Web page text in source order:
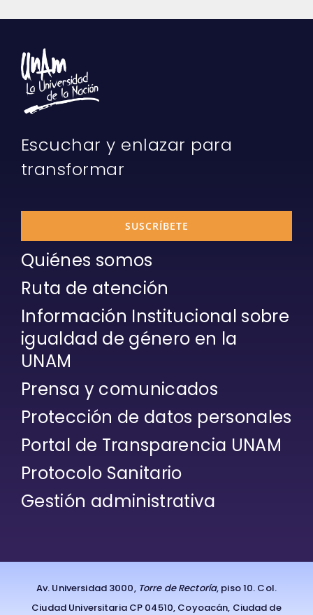
Escuchar y enlazar para
transformar
SUSCRÍBETE
Quiénes somos
Ruta de atención
Información Institucional sobre
igualdad de género en la
UNAM
Prensa y comunicados
Protección de datos personales
Portal de Transparencia UNAM
Protocolo Sanitario
Gestión administrativa
Av. Universidad 3000, Torre de Rectoría, piso 10. Col.
Ciudad Universitaria CP 04510, Coyoacán, Ciudad de